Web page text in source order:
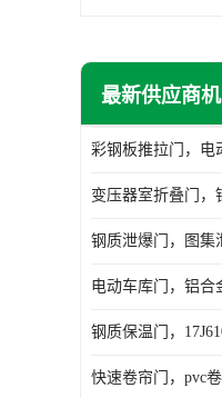
最新供应商机